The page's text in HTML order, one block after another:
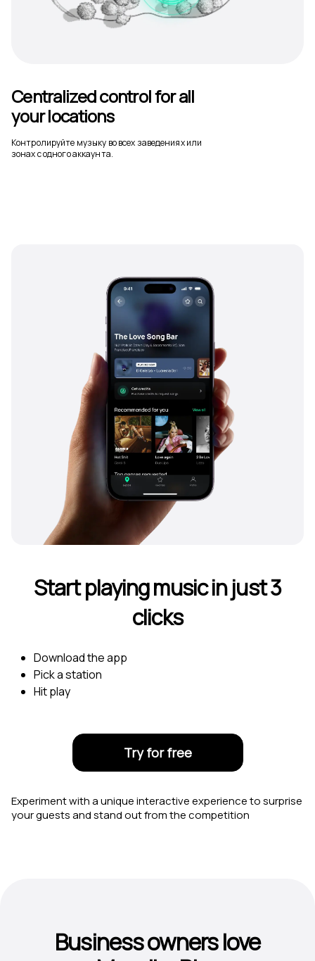
Centralized control for all
your locations
Контролируйте музыку во всех заведениях или
зонах с одного аккаунта.
Start playing music in just 3
clicks
Download the app
Pick a station
Hit play
Try for free
Experiment with a unique interactive experience to surprise
your guests and stand out from the competition
Business owners love